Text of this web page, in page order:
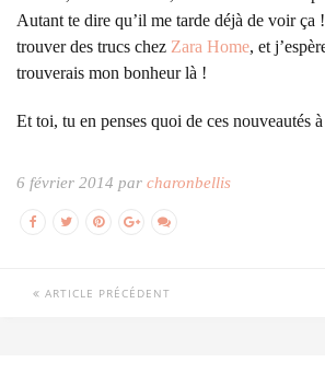
Autant te dire qu’il me tarde déjà de voir ça
trouver des trucs chez Zara Home, et
trouverais mon bonheur là !
Et toi, tu en penses quoi de ces nouveautés
6 février 2014 par charonbellis
ARTICLE PRÉCÉDENT